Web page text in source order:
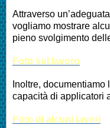
Attraverso
vogliamo mostrare
pieno svolgimento
Foto sul lavoro
Inoltre,
capacità di applicatori
Foto di alcuni lavori